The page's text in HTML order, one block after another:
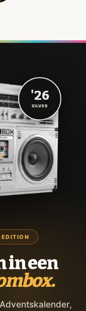
EDITION
in een
'26
SILVER